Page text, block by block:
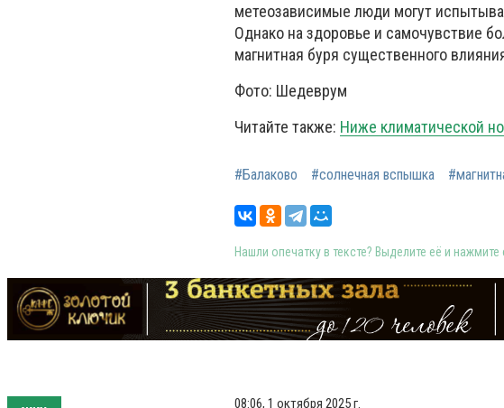
метеозависимые люди могут
Однако на здоровье и самочувствие
магнитная буря существенного
Фото: Шедеврум
Читайте также: Ниже климатической
#Балаково #солнечная вспышка
Нашли опечатку в тексте? Выделите её и
08:06, 1 октября 2025 г.